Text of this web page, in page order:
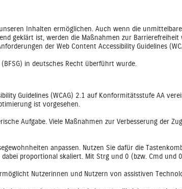
Inhalten ermöglichen. Auch wenn die
geklärt ist, werden die Maßnahmen zur
der Web Content Accessibility Guidelines
in deutsches Recht überführt wurde.
Guidelines (WCAG) 2.1 auf Konformitätsstufe AA
ist vorgesehen.
Aufgabe. Viele Maßnahmen zur Verbesserung der
anpassen. Nutzen Sie dafür die
proportional skaliert. Mit Strg und 0 (bzw. Cmd und
Nutzerinnen und Nutzern von assistiven